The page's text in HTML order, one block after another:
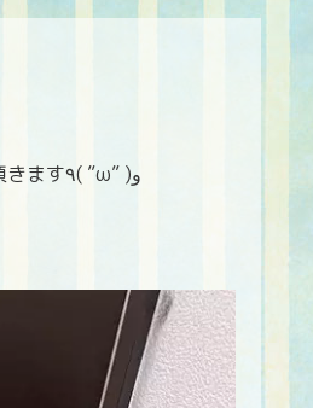
なんと、12日（金）～15日（月）までミライてらすは夏季休暇を頂きます٩( ”ω” )و